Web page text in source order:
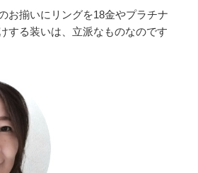
お揃いにリングを18金やプラチナ
する装いは、立派なものなのです